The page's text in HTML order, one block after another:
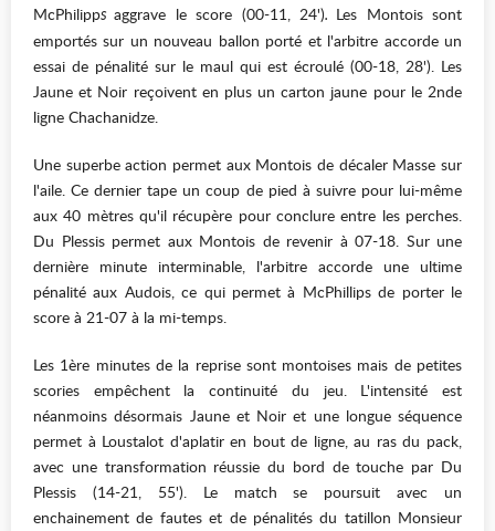
McPhilippsaggrave le score (00-11, 24'). Les Montois sont
emportés sur un nouveau ballon porté et l'arbitre accorde un
essai de pénalité sur le maul qui est écroulé (00-18, 28'). Les
Jaune et Noir reçoivent en plus un carton jaune pour le 2nde
ligne Chachanidze.
Une superbe action permet aux Montois de décaler Masse sur
l'aile. Ce dernier tape un coup de pied à suivre pour lui-même
aux 40 mètres qu'il récupère pour conclure entre les perches.
Du Plessis permet aux Montois de revenir à 07-18. Sur une
dernière minute interminable, l'arbitre accorde une ultime
pénalité aux Audois, ce qui permet à McPhillips de porter le
score à 21-07 à la mi-temps.
Les 1ère minutes de la reprise sont montoises mais de petites
scories empêchent la continuité du jeu. L'intensité est
néanmoins désormais Jaune et Noir et une longue séquence
permet à Loustalot d'aplatir en bout de ligne, au ras du pack,
avec une transformation réussie du bord de touche par Du
Plessis (14-21, 55'). Le match se poursuit avec un
enchainement de fautes et de pénalités du tatillon Monsieur